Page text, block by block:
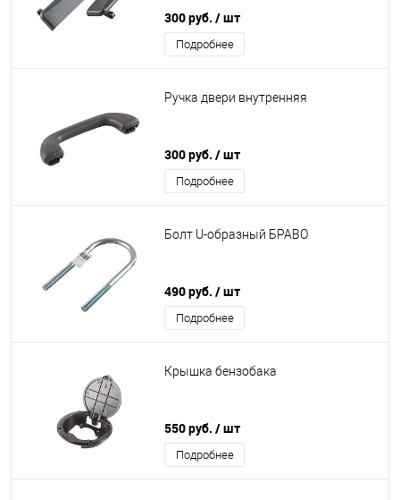
300 руб. / шт
Подробнее
Ручка двери внутренняя
300 руб. / шт
Подробнее
Болт U-образный БРАВО
490 руб. / шт
Подробнее
Крышка бензобака
550 руб. / шт
Подробнее